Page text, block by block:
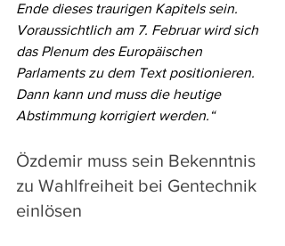
Ende dieses traurigen Kapitels sein.
Voraussichtlich am 7. Februar wird sich
das Plenum des Europäischen
Parlaments zu dem Text positionieren.
Dann kann und muss die heutige
Abstimmung korrigiert werden.“
Özdemir muss sein Bekenntnis
zu Wahlfreiheit bei Gentechnik
einlösen